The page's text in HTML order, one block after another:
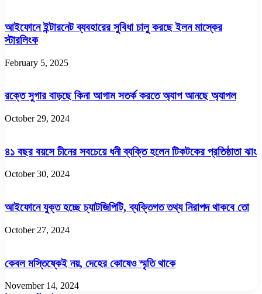
আইফোনে ইন্টারনেট ব্যবহারের সুবিধা চালু করছে ইলন মাস্কের
স্টারলিংক
February 5, 2025
রক্তে সুগার বাড়ছে কিনা আগাম সতর্ক করতে অ্যাপ আনছে অ্যাপল
October 29, 2024
৪১ বছর বয়সে চীনের সবচেয়ে ধনী ব্যক্তি হলেন টিকটকের প্রতিষ্ঠাতা ঝাং
October 30, 2024
আইফোনে যুক্ত হচ্ছে চ্যাটজিপিটি, ব্যক্তিগত তথ্য নিরাপদ থাকবে তো
October 27, 2024
কেবল মস্তিষ্কেই নয়, দেহের কোষেও স্মৃতি থাকে
November 14, 2024